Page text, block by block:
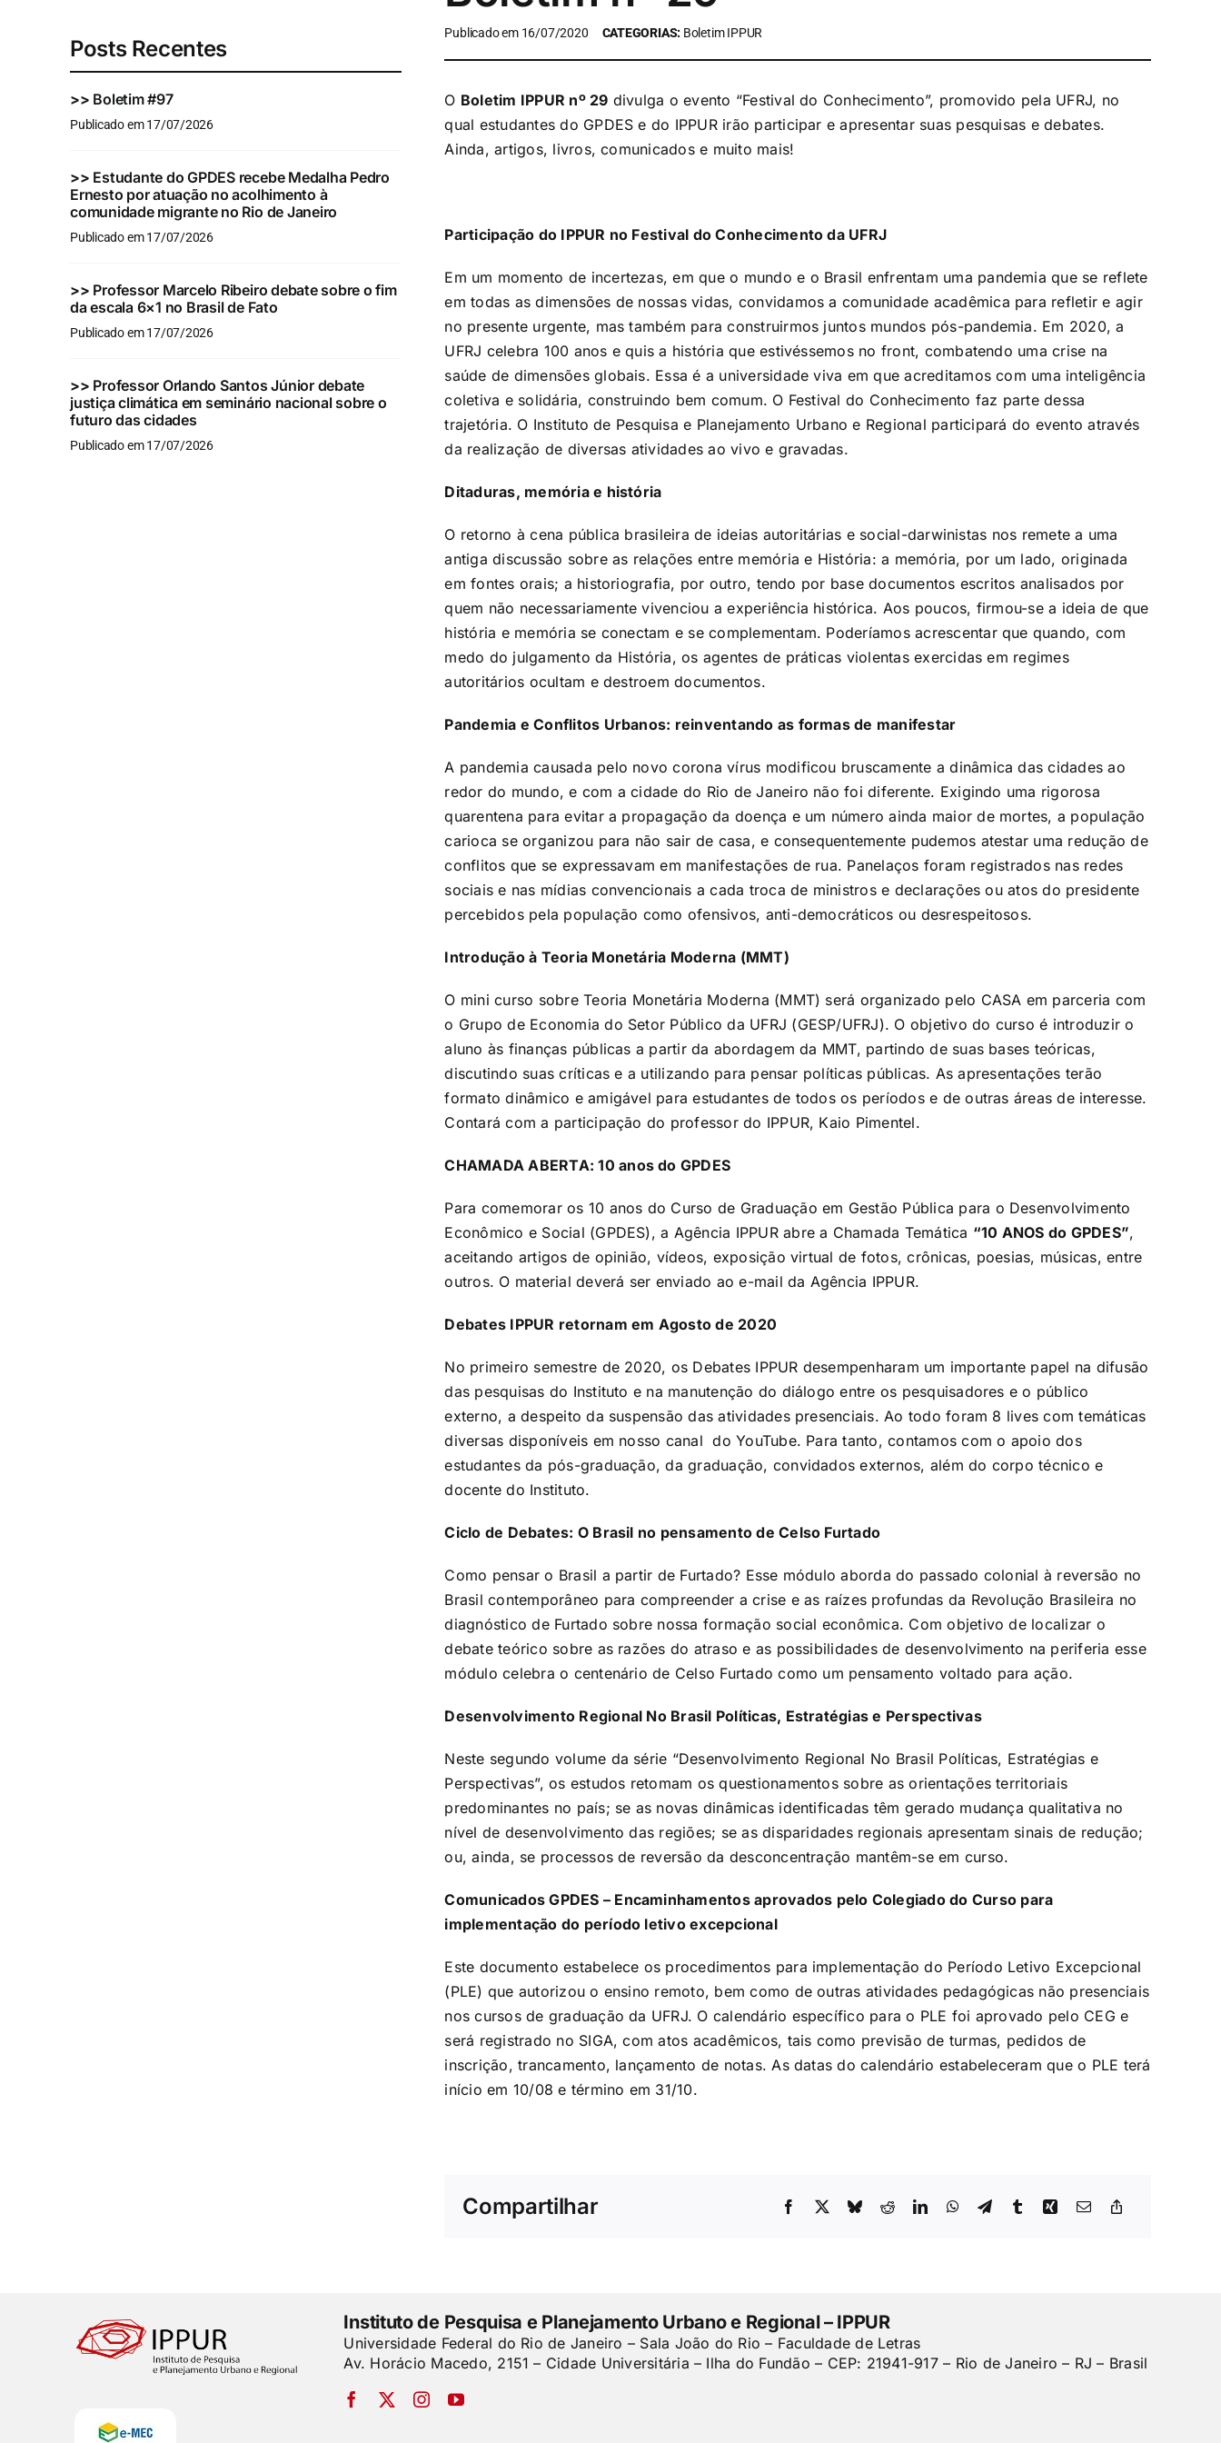
Posts Recentes
>> Boletim #97
Publicado em 17/07/2026
>> Estudante do GPDES recebe Medalha Pedro
Ernesto por atuação no acolhimento à
comunidade migrante no Rio de Janeiro
Publicado em 17/07/2026
>> Professor Marcelo Ribeiro debate sobre o fim
da escala 6×1 no Brasil de Fato
Publicado em 17/07/2026
>> Professor Orlando Santos Júnior debate
justiça climática em seminário nacional sobre o
futuro das cidades
Publicado em 17/07/2026
Publicado em 16/07/2020 CATEGORIAS: Boletim IPPUR
O Boletim IPPUR nº 29 divulga o evento “Festival do Conhecimento”, promovido pela UFRJ, no
qual estudantes do GPDES e do IPPUR irão participar e apresentar suas pesquisas e debates.
Ainda, artigos, livros, comunicados e muito mais!
Participação do IPPUR no Festival do Conhecimento da UFRJ
Em um momento de incertezas, em que o mundo e o Brasil enfrentam uma pandemia que se reflete
em todas as dimensões de nossas vidas, convidamos a comunidade acadêmica para refletir e agir
no presente urgente, mas também para construirmos juntos mundos pós-pandemia. Em 2020, a
UFRJ celebra 100 anos e quis a história que estivéssemos no front, combatendo uma crise na
saúde de dimensões globais. Essa é a universidade viva em que acreditamos com uma inteligência
coletiva e solidária, construindo bem comum. O Festival do Conhecimento faz parte dessa
trajetória. O Instituto de Pesquisa e Planejamento Urbano e Regional participará do evento através
da realização de diversas atividades ao vivo e gravadas.
Ditaduras, memória e história
O retorno à cena pública brasileira de ideias autoritárias e social-darwinistas nos remete a uma
antiga discussão sobre as relações entre memória e História: a memória, por um lado, originada
em fontes orais; a historiografia, por outro, tendo por base documentos escritos analisados por
quem não necessariamente vivenciou a experiência histórica. Aos poucos, firmou-se a ideia de que
história e memória se conectam e se complementam. Poderíamos acrescentar que quando, com
medo do julgamento da História, os agentes de práticas violentas exercidas em regimes
autoritários ocultam e destroem documentos.
Pandemia e Conflitos Urbanos: reinventando as formas de manifestar
A pandemia causada pelo novo corona vírus modificou bruscamente a dinâmica das cidades ao
redor do mundo, e com a cidade do Rio de Janeiro não foi diferente. Exigindo uma rigorosa
quarentena para evitar a propagação da doença e um número ainda maior de mortes, a população
carioca se organizou para não sair de casa, e consequentemente pudemos atestar uma redução de
conflitos que se expressavam em manifestações de rua. Panelaços foram registrados nas redes
sociais e nas mídias convencionais a cada troca de ministros e declarações ou atos do presidente
percebidos pela população como ofensivos, anti-democráticos ou desrespeitosos.
Introdução à Teoria Monetária Moderna (MMT)
O mini curso sobre Teoria Monetária Moderna (MMT) será organizado pelo CASA em parceria com
o Grupo de Economia do Setor Público da UFRJ (GESP/UFRJ). O objetivo do curso é introduzir o
aluno às finanças públicas a partir da abordagem da MMT, partindo de suas bases teóricas,
discutindo suas críticas e a utilizando para pensar políticas públicas. As apresentações terão
formato dinâmico e amigável para estudantes de todos os períodos e de outras áreas de interesse.
Contará com a participação do professor do IPPUR, Kaio Pimentel.
CHAMADA ABERTA: 10 anos do GPDES
Para comemorar os 10 anos do Curso de Graduação em Gestão Pública para o Desenvolvimento
Econômico e Social (GPDES), a Agência IPPUR abre a Chamada Temática “10 ANOS do GPDES”,
aceitando artigos de opinião, vídeos, exposição virtual de fotos, crônicas, poesias, músicas, entre
outros. O material deverá ser enviado ao e-mail da Agência IPPUR.
Debates IPPUR retornam em Agosto de 2020
No primeiro semestre de 2020, os Debates IPPUR desempenharam um importante papel na difusão
das pesquisas do Instituto e na manutenção do diálogo entre os pesquisadores e o público
externo, a despeito da suspensão das atividades presenciais. Ao todo foram 8 lives com temáticas
diversas disponíveis em nosso canal do YouTube. Para tanto, contamos com o apoio dos
estudantes da pós-graduação, da graduação, convidados externos, além do corpo técnico e
docente do Instituto.
Ciclo de Debates: O Brasil no pensamento de Celso Furtado
Como pensar o Brasil a partir de Furtado? Esse módulo aborda do passado colonial à reversão no
Brasil contemporâneo para compreender a crise e as raízes profundas da Revolução Brasileira no
diagnóstico de Furtado sobre nossa formação social econômica. Com objetivo de localizar o
debate teórico sobre as razões do atraso e as possibilidades de desenvolvimento na periferia esse
módulo celebra o centenário de Celso Furtado como um pensamento voltado para ação.
Desenvolvimento Regional No Brasil Políticas, Estratégias e Perspectivas
Neste segundo volume da série “Desenvolvimento Regional No Brasil Políticas, Estratégias e
Perspectivas”, os estudos retomam os questionamentos sobre as orientações territoriais
predominantes no país; se as novas dinâmicas identificadas têm gerado mudança qualitativa no
nível de desenvolvimento das regiões; se as disparidades regionais apresentam sinais de redução;
ou, ainda, se processos de reversão da desconcentração mantêm-se em curso.
Comunicados GPDES – Encaminhamentos aprovados pelo Colegiado do Curso para
implementação do período letivo excepcional
Este documento estabelece os procedimentos para implementação do Período Letivo Excepcional
(PLE) que autorizou o ensino remoto, bem como de outras atividades pedagógicas não presenciais
nos cursos de graduação da UFRJ. O calendário específico para o PLE foi aprovado pelo CEG e
será registrado no SIGA, com atos acadêmicos, tais como previsão de turmas, pedidos de
inscrição, trancamento, lançamento de notas. As datas do calendário estabeleceram que o PLE terá
início em 10/08 e término em 31/10.
Compartilhar
Instituto de Pesquisa e Planejamento Urbano e Regional – IPPUR
Universidade Federal do Rio de Janeiro – Sala João do Rio – Faculdade de Letras
Av. Horácio Macedo, 2151 – Cidade Universitária – Ilha do Fundão – CEP: 21941-917 – Rio de Janeiro – RJ – Brasil